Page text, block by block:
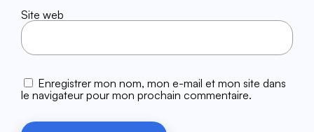
Site web
Enregistrer mon nom, mon e-mail et mon site dans
le navigateur pour mon prochain commentaire.